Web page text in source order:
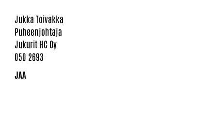
Jukka Toivakka
Puheenjohtaja
Jukurit HC Oy
050 2693